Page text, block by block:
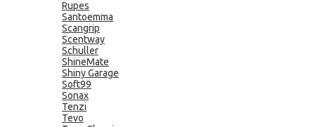
Rupes
Santoemma
Scangrip
Scentway
Schuller
ShineMate
Shiny Garage
Soft99
Sonax
Tenzi
Tevo